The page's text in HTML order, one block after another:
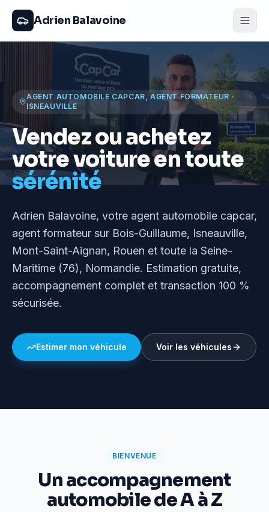
Adrien Balavoine
AGENT AUTOMOBILE CAPCAR, AGENT FORMATEUR ·
ISNEAUVILLE
Vendez ou achetez
votre voiture en toute
sérénité
Adrien Balavoine, votre agent automobile capcar,
agent formateur sur Bois-Guillaume, Isneauville,
Mont-Saint-Aignan, Rouen et toute la Seine-
Maritime (76), Normandie. Estimation gratuite,
accompagnement complet et transaction 100 %
sécurisée.
Estimer mon véhicule Voir les véhicules
BIENVENUE
Un accompagnement
automobile de A à Z